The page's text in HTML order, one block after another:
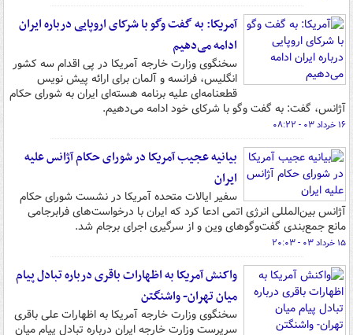
آمریکا: به گفت وگو با شرکای اروپایی درباره ایران
ادامه می‌دهیم
سخنگوی وزارت خارجه آمریکا در پی اقدام سه کشور
انگلیس، فرانسه و آلمان برای ارائه پیش نویس
قطعنامه‌ای علیه برنامه هسته‌ای ایران به شورای حکام
آژانس، گفت: به گفت وگو با شرکای خود ادامه می‌دهیم.
۱۶ خرداد ۰۳ - ۰۸:۲۲
بیانیه عجیب آمریکا در شورای حکام آژانس علیه
ایران
سفیر ایالات متحده آمریکا در نشست شورای حکام
آژانس بین‌المللی انرژی اتمی ادعا کرد که ایران با درخواست‌های فرابرجامی
مانع جمع‌بندی گفت‌وگوهای وین و از سرگیری اجرای برجام شد.
۱۵ خرداد ۰۳ - ۲۰:۰۳
واکنش آمریکا به اظهارات باقری درباره تبادل پیام
میان تهران- واشنگتن
سخنگوی وزارت خارجه آمریکا به اظهارات علی باقری
سرپرست وزارت خارجه ایران درباره تبادل پیام میان